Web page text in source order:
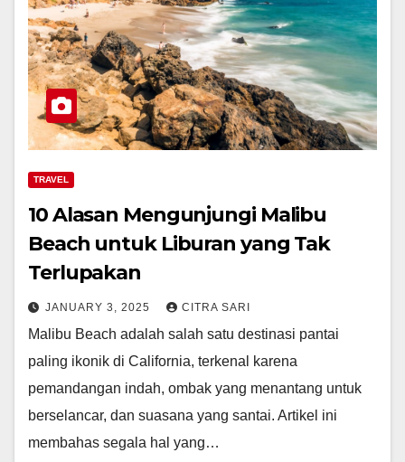
TRAVEL
10 Alasan Mengunjungi Malibu
Beach untuk Liburan yang Tak
Terlupakan
JANUARY 3, 2025 CITRA SARI
Malibu Beach adalah salah satu destinasi pantai
paling ikonik di California, terkenal karena
pemandangan indah, ombak yang menantang untuk
berselancar, dan suasana yang santai. Artikel ini
membahas segala hal yang…